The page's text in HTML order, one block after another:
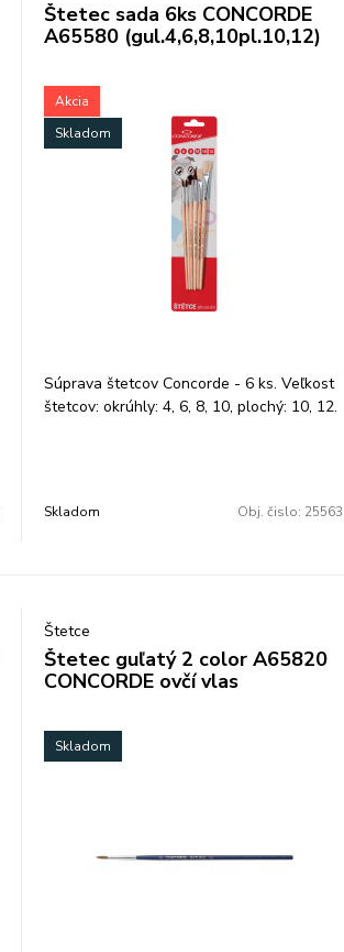
Štetec sada 6ks CONCORDE
A65580 (gul.4,6,8,10pl.10,12)
Akcia
Skladom
Súprava štetcov Concorde - 6 ks. Veľkost
štetcov: okrúhly: 4, 6, 8, 10, plochý: 10, 12.
Skladom Obj. čislo: 25563
Štetce
Štetec guľatý 2 color A65820
CONCORDE ovčí vlas
Skladom